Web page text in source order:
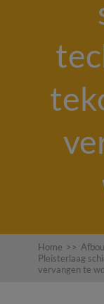
Home >>
Pleisterlaag
vervangen te